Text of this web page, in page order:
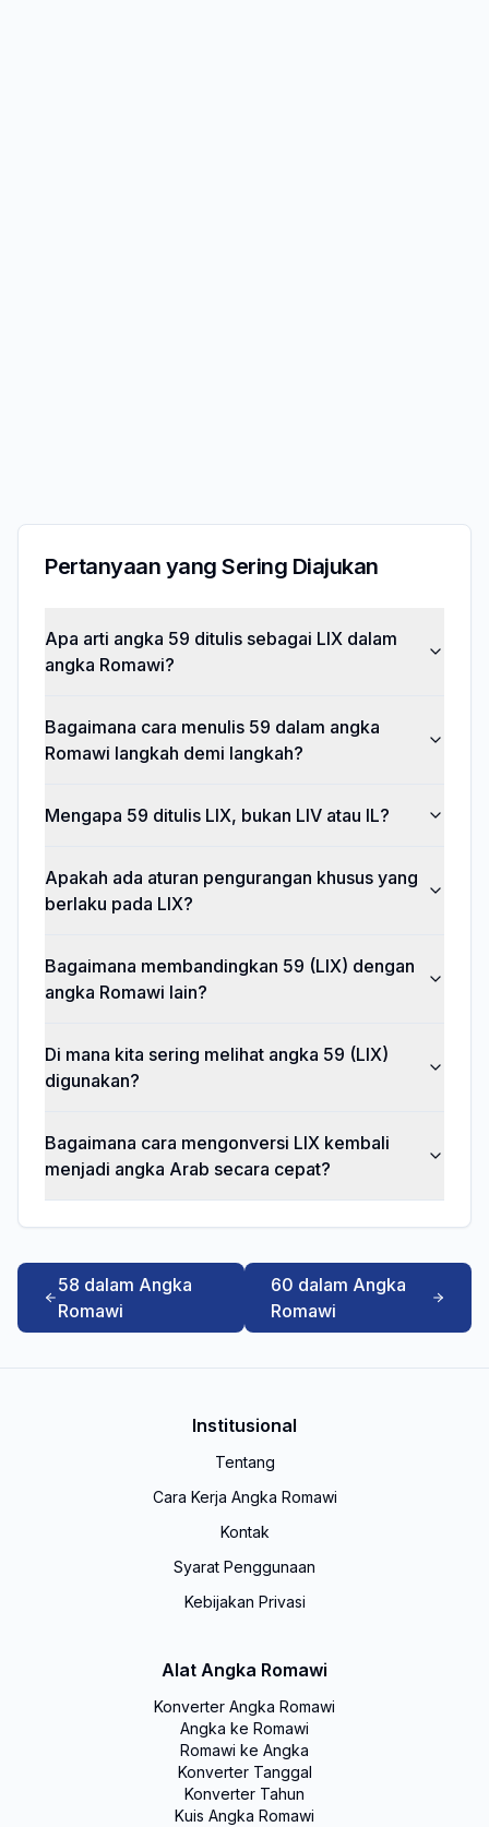
Pertanyaan yang Sering Diajukan
Apa arti angka 59 ditulis sebagai LIX dalam
angka Romawi?
Bagaimana cara menulis 59 dalam angka
Romawi langkah demi langkah?
Mengapa 59 ditulis LIX, bukan LIV atau IL?
Apakah ada aturan pengurangan khusus yang
berlaku pada LIX?
Bagaimana membandingkan 59 (LIX) dengan
angka Romawi lain?
Di mana kita sering melihat angka 59 (LIX)
digunakan?
Bagaimana cara mengonversi LIX kembali
menjadi angka Arab secara cepat?
58 dalam Angka
Romawi
60 dalam Angka
Romawi
Institusional
Tentang
Cara Kerja Angka Romawi
Kontak
Syarat Penggunaan
Kebijakan Privasi
Alat Angka Romawi
Konverter Angka Romawi
Angka ke Romawi
Romawi ke Angka
Konverter Tanggal
Konverter Tahun
Kuis Angka Romawi